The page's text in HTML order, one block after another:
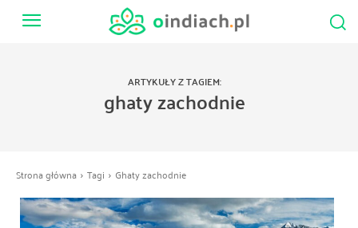
ARTYKUŁY Z TAGIEM:
ghaty zachodnie
Strona główna Tagi Ghaty zachodnie